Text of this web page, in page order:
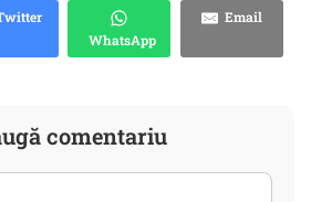
WhatsApp
Email
comentariu